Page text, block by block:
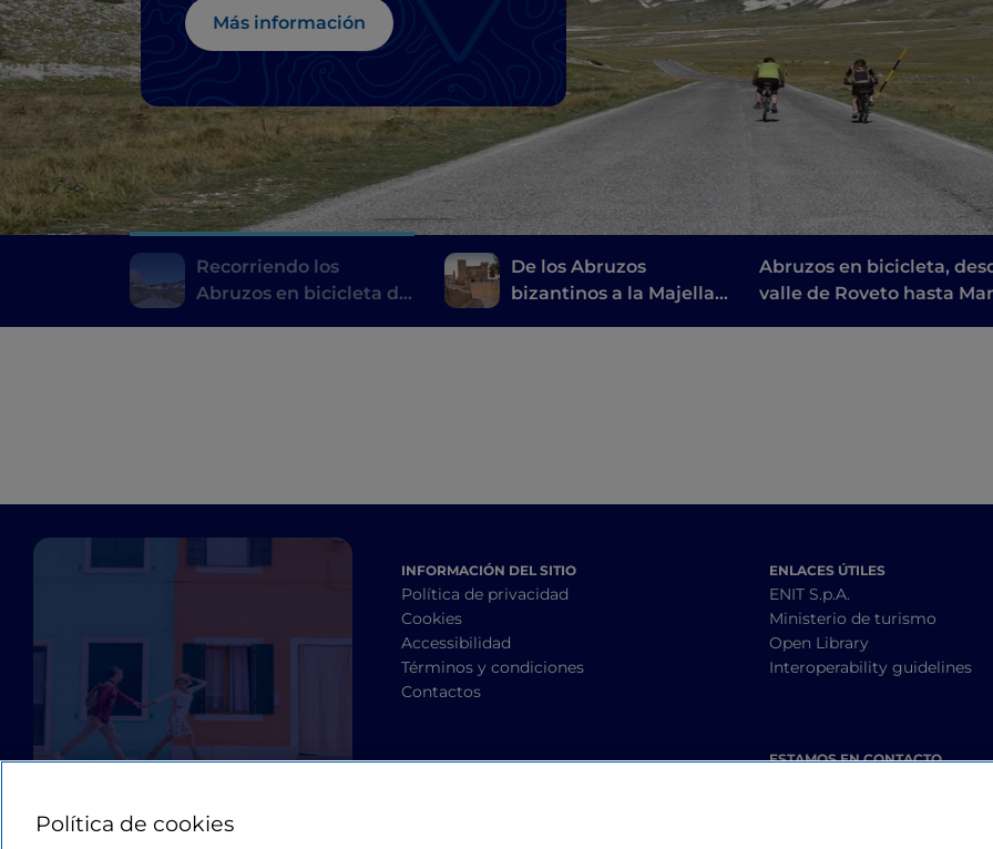
Más información
Recorriendo los
Abruzos en bicicleta de
De los Abruzos
bizantinos a la Majella:
Abruzos en bicicleta,
valle de Roveto hasta
INFORMACIÓN DEL SITIO
Política de privacidad
Cookies
Accessibilidad
Términos y condiciones
Contactos
ENLACES ÚTILES
ENIT S.p.A.
Ministerio de turismo
Open Library
Interoperability guidelines
ESTAMOS EN CONTACTO
Política de cookies